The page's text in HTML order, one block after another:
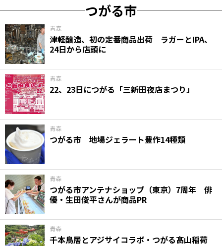
つがる市
青森
津軽醸造、初の定番商品出荷 ラガーとIPA、
24日から店頭に
青森
22、23日につがる「三新田夜店まつり」
青森
つがる市 地場ジェラート豊作14種類
青森
つがる市アンテナショップ（東京）7周年 俳
優・生田俊平さんが商品PR
青森
千本鳥居とアジサイコラボ・つがる髙山稲荷